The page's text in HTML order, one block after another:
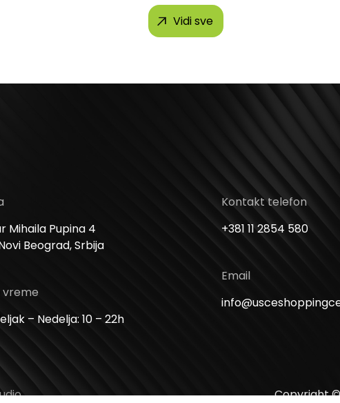
Vidi sve
Mihaila Pupina 4
Beograd, Srbija
vreme
– Nedelja: 10 – 22h
Kontakt telefon
+381 11 2854 580
Email
Copyright